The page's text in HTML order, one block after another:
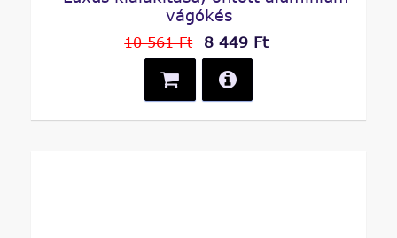
vágókés
10 561 Ft 8 449 Ft